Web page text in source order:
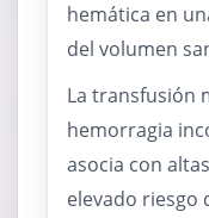
hemática en
del volumen
La transfusión
hemorragia
asocia con
elevado riesgo